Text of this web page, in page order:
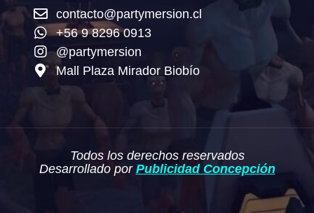
contacto@partymersion.cl
+56 9 8296 0913
@partymersion
Mall Plaza Mirador Biobío
Todos los derechos reservados
Desarrollado por Publicidad Concepción